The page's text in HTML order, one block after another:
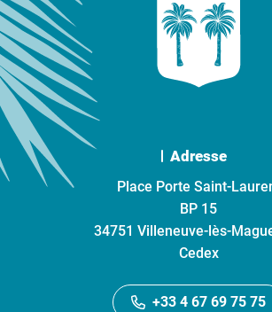
Adresse
Place Porte Saint-
BP 15
34751 Villeneuve-lès-
Cedex
+33 4 67 69 75 75